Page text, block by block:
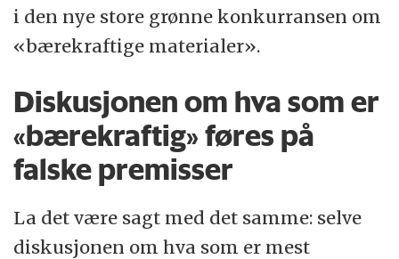
i den nye store grønne konkurransen om
«bærekraftige materialer».
Diskusjonen om hva som er
«bærekraftig» føres på
falske premisser
La det være sagt med det samme: selve
diskusjonen om hva som er mest